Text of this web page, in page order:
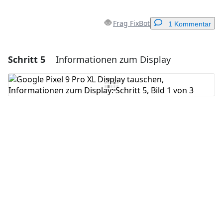
Frag FixBot 1 Kommentar
Einen Kommentar hinzufügen
Kommentar hinzufügen
Schritt 5 Informationen zum Display